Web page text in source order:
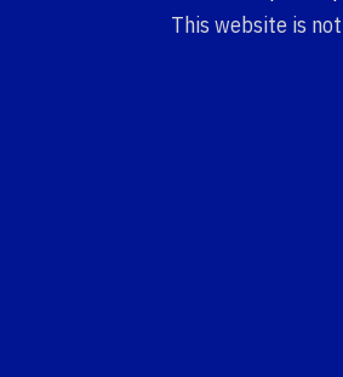
This website is